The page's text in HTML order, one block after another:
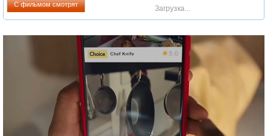
С фильмом смотрят Загрузка...